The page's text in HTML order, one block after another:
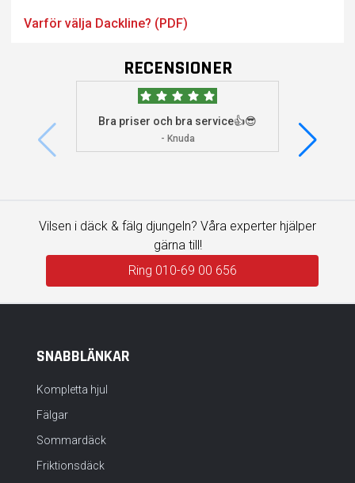
Varför välja Dackline? (PDF)
RECENSIONER
Bra priser och bra service👍😎
- Knuda
Vilsen i däck & fälg djungeln? Våra experter hjälper
gärna till!
Ring 010-69 00 656
SNABBLÄNKAR
Kompletta hjul
Fälgar
Sommardäck
Friktionsdäck